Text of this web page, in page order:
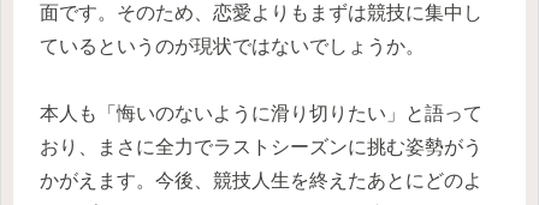
面です。そのため、恋愛よりもまずは競技に集中し
ているというのが現状ではないでしょうか。
本人も「悔いのないように滑り切りたい」と語って
おり、まさに全力でラストシーズンに挑む姿勢がう
かがえます。今後、競技人生を終えたあとにどのよ